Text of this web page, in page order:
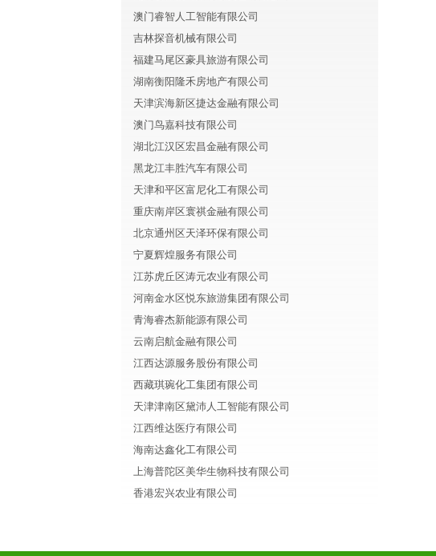
澳门睿智人工智能有限公司
吉林探音机械有限公司
福建马尾区豪具旅游有限公司
湖南衡阳隆禾房地产有限公司
天津滨海新区捷达金融有限公司
澳门鸟嘉科技有限公司
湖北江汉区宏昌金融有限公司
黑龙江丰胜汽车有限公司
天津和平区富尼化工有限公司
重庆南岸区寰祺金融有限公司
北京通州区天泽环保有限公司
宁夏辉煌服务有限公司
江苏虎丘区涛元农业有限公司
河南金水区悦东旅游集团有限公司
青海睿杰新能源有限公司
云南启航金融有限公司
江西达源服务股份有限公司
西藏琪琬化工集团有限公司
天津津南区黛沛人工智能有限公司
江西维达医疗有限公司
海南达鑫化工有限公司
上海普陀区美华生物科技有限公司
香港宏兴农业有限公司